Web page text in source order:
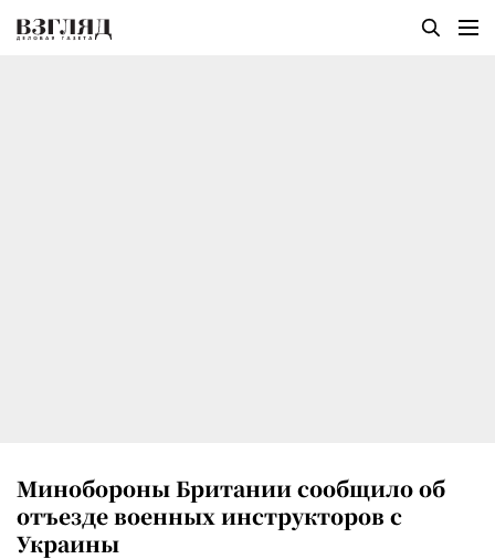
Минобороны Британии сообщило об
отъезде военных инструкторов с
Украины